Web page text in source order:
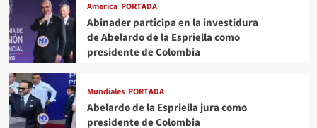
America PORTADA
Abinader participa en la investidura
de Abelardo de la Espriella como
presidente de Colombia
Mundiales PORTADA
Abelardo de la Espriella jura como
presidente de Colombia